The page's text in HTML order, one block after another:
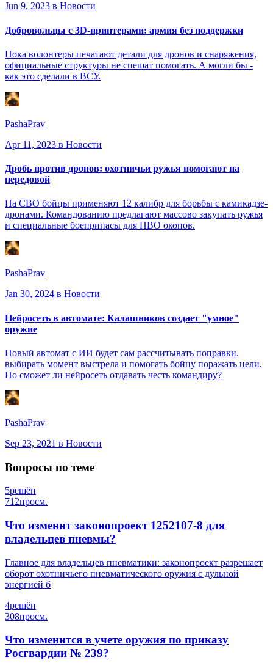
Jun 9, 2023 в Новости
Добровольцы с 3D-принтерами: армия без поддержки
Пока волонтеры печатают детали для дронов и снаряжения,
официальные структуры не спешат помогать. А могли бы -
как это сделали в ВСУ.
PashaPrav
Apr 11, 2023 в Новости
Дробь против дронов: охотничьи ружья помогают на
передовой
На СВО бойцы применяют 12 калибр для борьбы с камикадзе-
дронами. Командованию предлагают массово закупать ружья
и специальные боеприпасы для ПВО окопов.
PashaPrav
Jan 30, 2024 в Новости
Нейросеть в автомате: Калашников создает "умное"
оружие
Новый автомат с ИИ будет сам рассчитывать поправки,
выбирать момент выстрела и помогать бойцу поражать цели.
Но сможет ли нейросеть отдавать честь командиру?
PashaPrav
Sep 23, 2021 в Новости
Вопросы по теме
5решён
712просм.
Что изменит законопроект 1252107-8 для
владельцев пневмы?
Главное для владельцев пневматики: законопроект разрешает
оборот охотничьего пневматического оружия с дульной
энергией б
4решён
308просм.
Что изменится в учете оружия по приказу
Росгвардии № 239?